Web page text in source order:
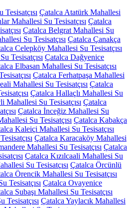
Çatalca Atatürk Mahallesi
Mahallesi Su Tesisatçısı Çatalca
Çatalca Belgrat Mahallesi Su
Su Tesisatçısı Çatalca Çanakça
Celepköy Mahallesi Su Tesisatçısı
Tesisatçısı Çatalca Dağyenice
Elbasan Mahallesi Su Tesisatçısı
Çatalca Ferhatpaşa Mahallesi
Mahallesi Su Tesisatçısı Çatalca
Çatalca Hallaçlı Mahallesi Su
Mahallesi Su Tesisatçısı Çatalca
Çatalca İnceğiz Mahallesi Su
Su Tesisatçısı Çatalca Kabakça
Kaleiçi Mahallesi Su Tesisatçısı
Çatalca Karacaköy Mahallesi
Mahallesi Su Tesisatçısı Çatalca
Çatalca Kızılcaali Mahallesi Su
Su Tesisatçısı Çatalca Örcünlü
Örencik Mahallesi Su Tesisatçısı
Tesisatçısı Çatalca Ovayenice
Subaşı Mahallesi Su Tesisatçısı
Tesisatçısı Çatalca Yaylacık Mahallesi